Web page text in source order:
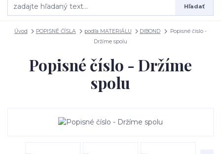
Hľadať
Úvod POPISNÉ ČÍSLA podľa MATERIÁLU DIBOND
Popisné číslo -
Držíme spolu
Popisné číslo - Držíme
spolu